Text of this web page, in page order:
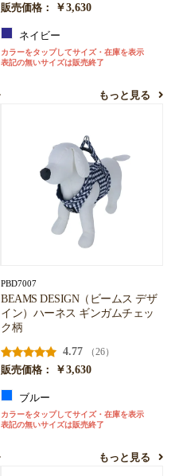
販売価格：
￥3,630
ネイビー
カラーをタップしてサイズ・在庫を表示
表記の無いサイズは販売終了
もっと見る
PBD7007
BEAMS DESIGN（ビームス デザ
イン）ハーネス ギンガムチェッ
ク柄
4.77
（26）
販売価格：
￥3,630
ブルー
カラーをタップしてサイズ・在庫を表示
表記の無いサイズは販売終了
もっと見る